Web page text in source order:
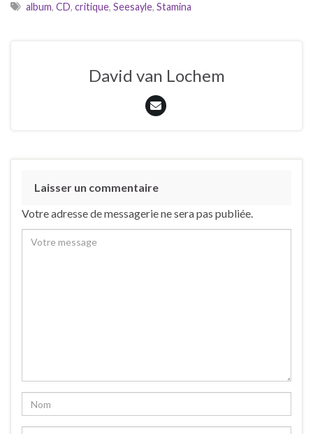
album, CD, critique, Seesayle, Stamina
David van Lochem
Laisser un commentaire
Votre adresse de messagerie ne sera pas publiée.